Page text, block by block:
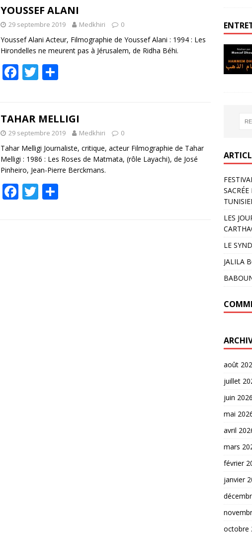
b
o
o
k
er g
er
YOUSSEF ALANI
29 septembre 2019 Medkhiri 0
Youssef Alani Acteur, Filmographie de Youssef Alani : 1994 : Les
Hirondelles ne meurent pas à Jérusalem, de Ridha Béhi.
F
b
o
o
k
T
er g
er
TAHAR MELLIGI
29 septembre 2019 Medkhiri 0
Tahar Melligi Journaliste, critique, acteur Filmographie de Tahar
Melligi : 1986 : Les Roses de Matmata, (rôle Layachi), de José
Pinheiro, Jean-Pierre Berckmans.
F T
LES
LE
JALILA
août
juillet
juin 2026
mai
avril
mars
février
janvier
octobre